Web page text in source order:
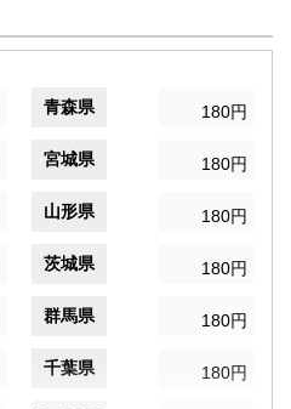
青森県 180円
宮城県 180円
山形県 180円
茨城県 180円
群馬県 180円
千葉県 180円